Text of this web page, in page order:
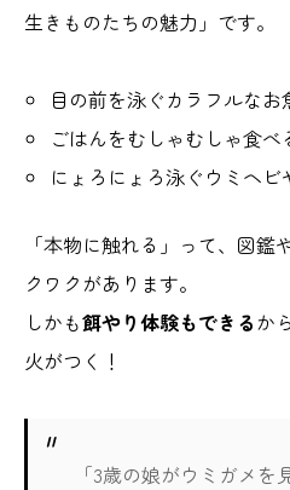
生きものたちの魅力」です。
目の前を泳ぐカラフルなお
ごはんをむしゃむしゃ食べ
にょろにょろ泳ぐウミヘビ
「本物に触れる」って、図鑑
クワクがあります。
しかも餌やり体験もできるか
火がつく！
「3歳の娘がウミガメ